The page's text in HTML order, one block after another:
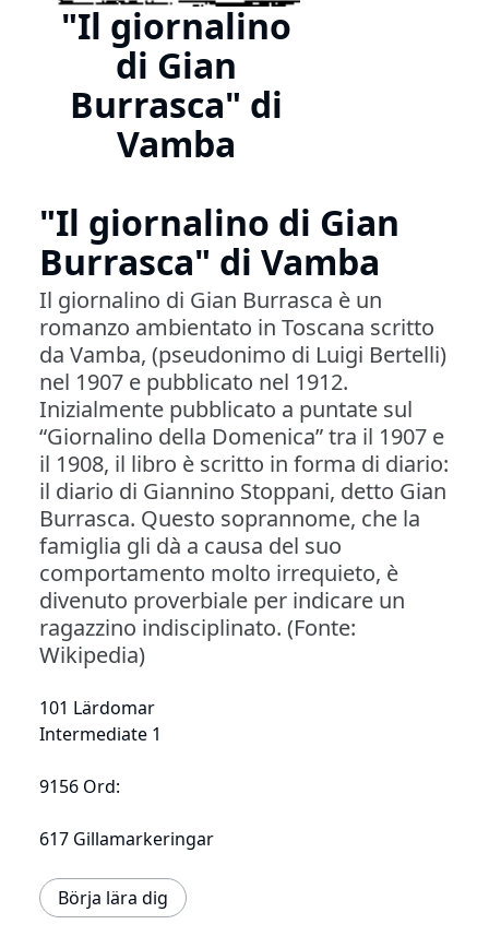
"Il giornalino
di Gian
Burrasca" di
Vamba
"Il giornalino di Gian
Burrasca" di Vamba
Il giornalino di Gian Burrasca è un
romanzo ambientato in Toscana scritto
da Vamba, (pseudonimo di Luigi Bertelli)
nel 1907 e pubblicato nel 1912.
Inizialmente pubblicato a puntate sul
“Giornalino della Domenica” tra il 1907 e
il 1908, il libro è scritto in forma di diario:
il diario di Giannino Stoppani, detto Gian
Burrasca. Questo soprannome, che la
famiglia gli dà a causa del suo
comportamento molto irrequieto, è
divenuto proverbiale per indicare un
ragazzino indisciplinato. (Fonte:
Wikipedia)
101 Lärdomar
Intermediate 1
9156 Ord:
617 Gillamarkeringar
Börja lära dig